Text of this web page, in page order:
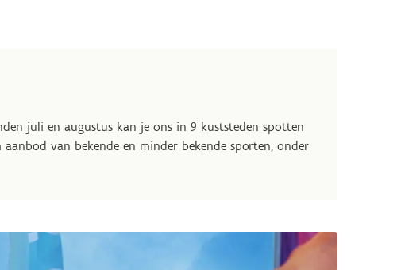
juli en augustus kan je ons in 9 kuststeden spotten
van bekende en minder bekende sporten, onder